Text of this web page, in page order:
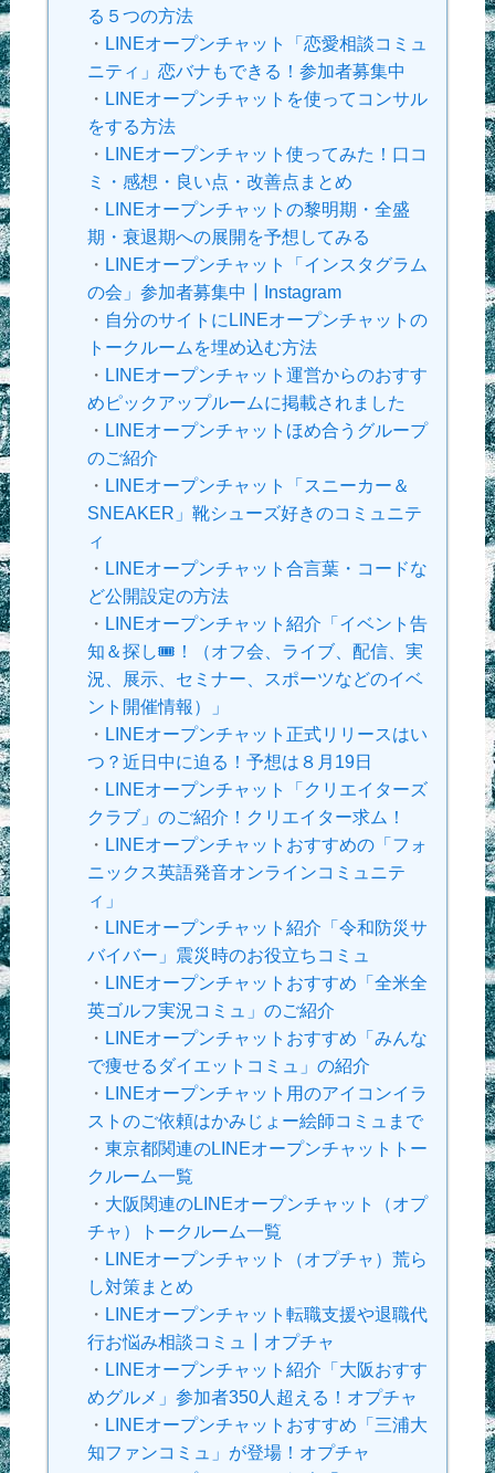
る５つの方法
・ LINEオープンチャット「恋愛相談コミュ
ニティ」恋バナもできる！参加者募集中
・ LINEオープンチャットを使ってコンサル
をする方法
・ LINEオープンチャット使ってみた！口コ
ミ・感想・良い点・改善点まとめ
・ LINEオープンチャットの黎明期・全盛
期・衰退期への展開を予想してみる
・ LINEオープンチャット「インスタグラム
の会」参加者募集中┃Instagram
・ 自分のサイトにLINEオープンチャットの
トークルームを埋め込む方法
・ LINEオープンチャット運営からのおすす
めピックアップルームに掲載されました
・ LINEオープンチャットほめ合うグループ
のご紹介
・ LINEオープンチャット「スニーカー＆
SNEAKER」靴シューズ好きのコミュニテ
ィ
・ LINEオープンチャット合言葉・コードな
ど公開設定の方法
・ LINEオープンチャット紹介「イベント告
知＆探し🎟！（オフ会、ライブ、配信、実
況、展示、セミナー、スポーツなどのイベ
ント開催情報）」
・ LINEオープンチャット正式リリースはい
つ？近日中に迫る！予想は８月19日
・ LINEオープンチャット「クリエイターズ
クラブ」のご紹介！クリエイター求ム！
・ LINEオープンチャットおすすめの「フォ
ニックス英語発音オンラインコミュニテ
ィ」
・ LINEオープンチャット紹介「令和防災サ
バイバー」震災時のお役立ちコミュ
・ LINEオープンチャットおすすめ「全米全
英ゴルフ実況コミュ」のご紹介
・ LINEオープンチャットおすすめ「みんな
で痩せるダイエットコミュ」の紹介
・ LINEオープンチャット用のアイコンイラ
ストのご依頼はかみじょー絵師コミュまで
・ 東京都関連のLINEオープンチャットトー
クルーム一覧
・ 大阪関連のLINEオープンチャット（オプ
チャ）トークルーム一覧
・ LINEオープンチャット（オプチャ）荒ら
し対策まとめ
・ LINEオープンチャット転職支援や退職代
行お悩み相談コミュ┃オプチャ
・ LINEオープンチャット紹介「大阪おすす
めグルメ」参加者350人超える！オプチャ
・ LINEオープンチャットおすすめ「三浦大
知ファンコミュ」が登場！オプチャ